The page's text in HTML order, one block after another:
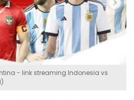
- link streaming Indonesia vs